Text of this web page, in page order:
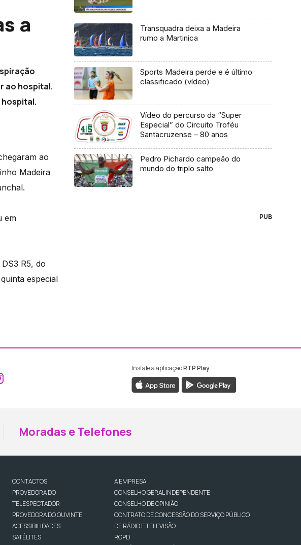
a
ao hospital.
ao
Madeira
em
R5, do
especial
Transquadra deixa a Madeira
rumo a Martinica
Sports Madeira perde e é último
classificado (vídeo)
Vídeo do percurso da “Super
Especial” do Circuito Troféu
Santacruzense – 80 anos
Pedro Pichardo campeão do
mundo do triplo salto
PUB
ao Facebook da RTP Madeira
Aceder ao Instagram da RTP Madeira
Instale a aplicaçãoRTP Play
Moradas e Telefones
CONTACTOS
PROVEDORA DO
TELESPECTADOR
PROVEDORA DO OUVINTE
ACESSIBILIDADES
SATÉLITES
A EMPRESA
CONSELHO GERAL INDEPENDENTE
CONSELHO DE OPINIÃO
CONTRATO DE CONCESSÃO DO SERVIÇO PÚBLICO
DE RÁDIO E TELEVISÃO
RGPD